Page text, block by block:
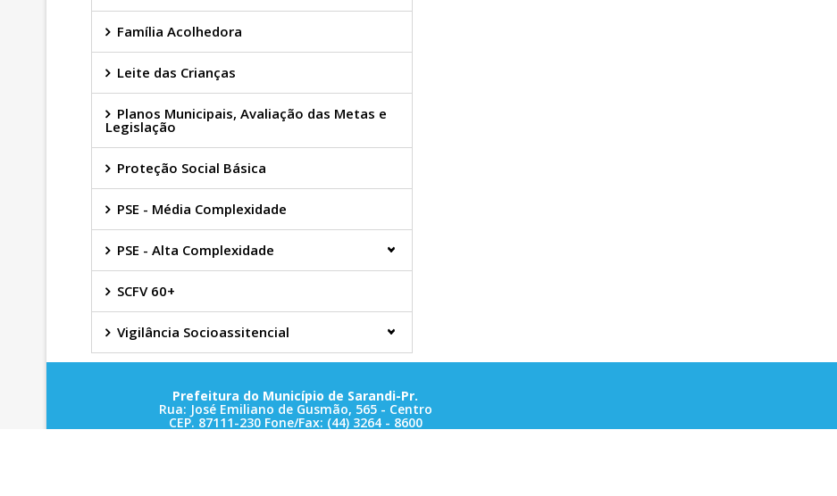
Família Acolhedora
Leite das Crianças
Planos Municipais, Avaliação das Metas e
Legislação
Proteção Social Básica
PSE - Média Complexidade
PSE - Alta Complexidade
SCFV 60+
Vigilância Socioassitencial
Prefeitura do Município de Sarandi-Pr.
Rua: José Emiliano de Gusmão, 565 - Centro
CEP. 87111-230 Fone/Fax: (44) 3264 - 8600